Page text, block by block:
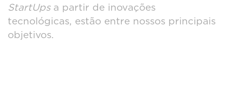
StartUpsa partir de inovações
tecnológicas, estão entre nossos principais
objetivos.